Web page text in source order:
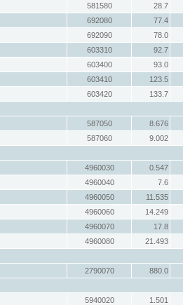
581580
28.7
692080
77.4
692090
78.0
603310
92.7
603400
93.0
603410
123.5
603420
133.7
587050
8.676
587060
9.002
4960030
0.547
4960040
7.6
4960050
11.535
4960060
14.249
4960070
17.8
4960080
21.493
2790070
880.0
5940020
1.501